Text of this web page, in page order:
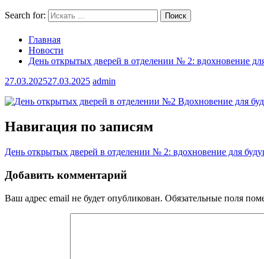
Search for:
Главная
Новости
День открытых дверей в отделении № 2: вдохновение
27.03.202527.03.2025 admin
Навигация по записям
День открытых дверей в отделении № 2: вдохновение для
Добавить комментарий
Ваш адрес email не будет опубликован. Обязательные поля